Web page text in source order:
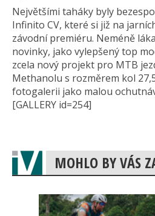
Největšími taháky byly
Infinito CV, které si již na
závodní premiéru. Neméně
novinky, jako vylepšený top
zcela nový projekt pro MTB
Methanolu s rozměrem kol
fotogalerii jako malou
[GAL­LERY id=254]
MOHLO BY VÁS